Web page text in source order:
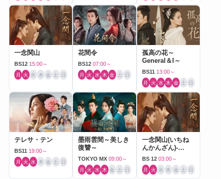
一念関山
BS12 15:00～
月 火 水 木 金 土 日
花間令
BS12 07:00～
月 火 水 木 金 土 日
孤高の花～
General＆I～
BS11 13:00～
月 火 水 木 金 土 日
テレサ・テン
BS11 19:00～
月 火 水 木 金 土 日
墨雨雲間～美しき
復讐～
TOKYO MX 09:00～
月 火 水 木 金 土 日
一念関山(いちね
んかんざん)-
Journey to Love-
BS 12 03:00～
月 火 水 木 金 土 日